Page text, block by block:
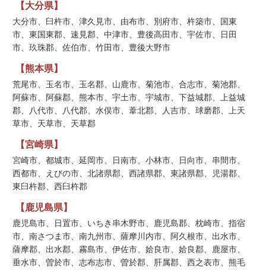
【大分県】
大分市、臼杵市、津久見市、由布市、別府市、杵築市、国東
市、東国東郡、速見郡、中津市、豊後高田市、宇佐市、日田
市、玖珠郡、佐伯市、竹田市、豊後大野市
【熊本県】
荒尾市、玉名市、玉名郡、山鹿市、菊池市、合志市、菊池郡、
阿蘇市、阿蘇郡、熊本市、宇土市、宇城市、下益城郡、上益城
郡、八代市、八代郡、水俣市、葦北郡、人吉市、球磨郡、上天
草市、天草市、天草郡
【宮崎県】
宮崎市、都城市、延岡市、日南市、小林市、日向市、串間市、
西都市、えびの市、北諸県郡、西諸県郡、東諸県郡、児湯郡、
東臼杵郡、西臼杵郡
【鹿児島県】
鹿児島市、日置市、いちき串木野市、鹿児島郡、枕崎市、指宿
市、南さつま市、南九州市、薩摩川内市、阿久根市、出水市、
薩摩郡、出水郡、霧島市、伊佐市、姶良市、姶良郡、鹿屋市、
垂水市、曽於市、志布志市、曽於郡、肝属郡、西之表市、熊毛